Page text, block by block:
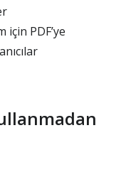
için PDF’ye